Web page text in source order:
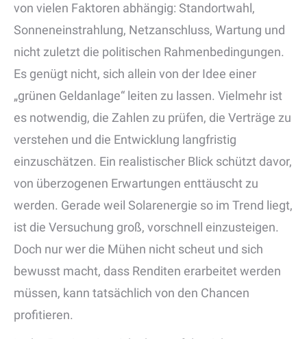
von vielen Faktoren abhängig: Standortwahl,
Sonneneinstrahlung, Netzanschluss, Wartung und
nicht zuletzt die politischen Rahmenbedingungen.
Es genügt nicht, sich allein von der Idee einer
„grünen Geldanlage“ leiten zu lassen. Vielmehr ist
es notwendig, die Zahlen zu prüfen, die Verträge zu
verstehen und die Entwicklung langfristig
einzuschätzen. Ein realistischer Blick schützt davor,
von überzogenen Erwartungen enttäuscht zu
werden. Gerade weil Solarenergie so im Trend liegt,
ist die Versuchung groß, vorschnell einzusteigen.
Doch nur wer die Mühen nicht scheut und sich
bewusst macht, dass Renditen erarbeitet werden
müssen, kann tatsächlich von den Chancen
profitieren.